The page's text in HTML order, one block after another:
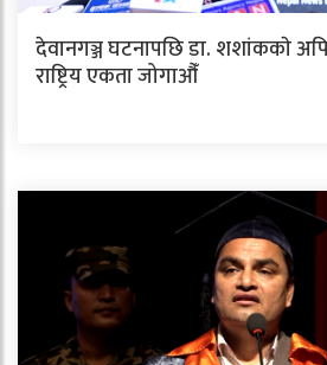
देवानगञ्ज घटनापछि डा. शशांककाे
राष्ट्रिय एकता जोगाऔँ